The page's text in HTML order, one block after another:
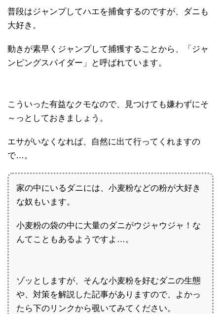
普段はジャンプしてハエを捕食するのですが、ダニも
大好き。
動きが素早くジャンプして捕獲することから、「ジャ
ンピングスパイダー」と呼ばれています。
こういった有益なクモなので、見つけても嫌わずにそ
～っとしておきましょう。
エサがいなくなれば、自然に出て行ってくれますの
で…。
家の中にいるダニには、小麦粉などの粉が大好き
な奴もいます。
小麦粉の袋の中に大量のダニがウジャウジャ！な
んてこともあるようですよ…。
ゾッとしますが、そんな小麦粉を好むダニの生態
や、対策を解説した記事がありますので、よかっ
たら下のリンクから覗いてみてください。